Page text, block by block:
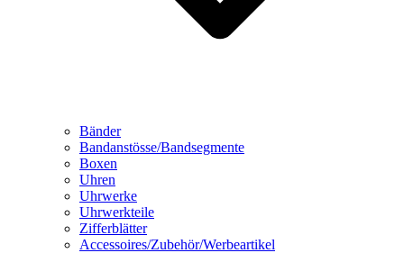
Bänder
Bandanstösse/Bandsegmente
Boxen
Uhren
Uhrwerke
Uhrwerkteile
Zifferblätter
Accessoires/Zubehör/Werbeartikel